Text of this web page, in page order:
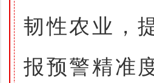
韧性农业，
报预警精准